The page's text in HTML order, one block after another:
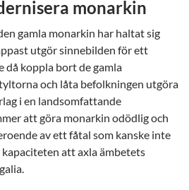
monarkin
gamla monarkin har haltat sig
utgör sinnebilden för ett
då koppla bort de gamla
och låta befolkningen utgöra
i en landsomfattande
att göra monarkin odödlig och
av ett fåtal som kanske inte
att axla ämbetets